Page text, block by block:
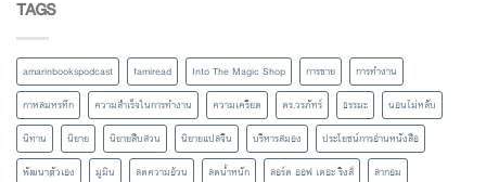
TAGS
amarinbookspodcast famiread Into The Magic Shop การขาย
การทำงาน
กาหลมหรทึก
ความสำเร็จในการทำงาน ความเครียด ดร.วรภัทร์ ธรรมะ
นอนไม่หลับ
นิทาน
นิยาย นิยายสืบสวน นิยายแปลจีน บริหารสมอง
ประโยชน์การอ่านหนังสือ
พัฒนาตัวเอง
มูมิน ลดความอ้วน ลดน้ำหนัก ลอร์ด ออฟ เดอะ ริงส์
ลากอม